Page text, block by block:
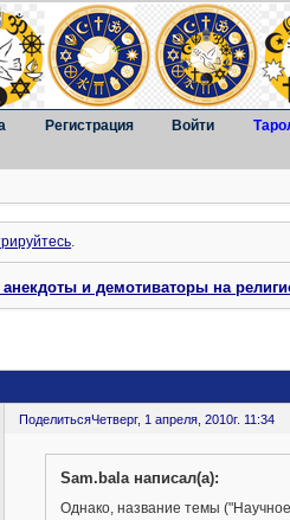
Регистрация Войти
.
и демотиваторы на
ПоделитьсяЧетверг, 1 апреля, 2010г. 11:34
Sam.bala написал(а):
Однако, название темы